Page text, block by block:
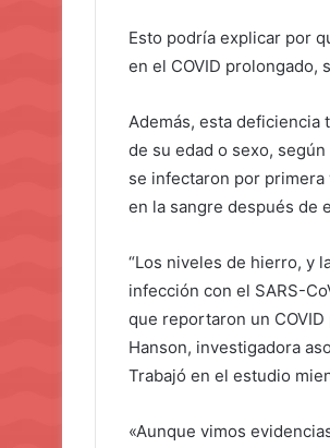
Esto podría explicar por
en el COVID prolongado,
Además, esta
de su edad o sexo,
se infectaron por
en la sangre después de
“Los niveles de hierro, y
infección con el SARS-
que reportaron un
Hanson, investigadora
Trabajó en el estudio
«Aunque vimos